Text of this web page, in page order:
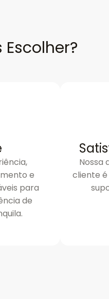
Escolher?
e
para
de
Nossa
cliente